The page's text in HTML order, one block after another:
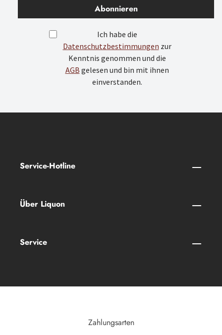
Abonnieren
Ich habe die
Datenschutzbestimmungen zur
Kenntnis genommen und die
AGB gelesen und bin mit ihnen
einverstanden.
Service-Hotline
Über Liquon
Service
Zahlungsarten